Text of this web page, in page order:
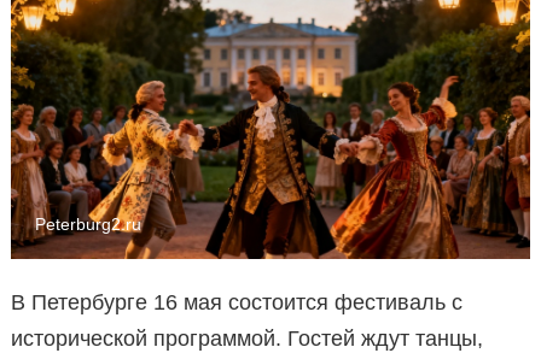
Peterburg2.ru
В Петербурге 16 мая состоится фестиваль с
исторической программой. Гостей ждут танцы,